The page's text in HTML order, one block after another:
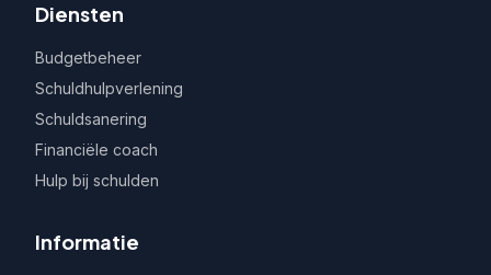
Diensten
Budgetbeheer
Schuldhulpverlening
Schuldsanering
Financiële coach
Hulp bij schulden
Informatie